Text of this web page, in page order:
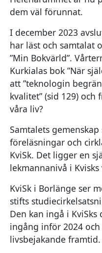
dem väl förunnat.
I december 2023
har läst och samtalat
”Min Bokvärld”.
Kurkialas bok ”När
att ”teknologin
kvalitet” (sid 129)
våra liv?
Samtalets
föreläsningar och
KviSk. Det ligger en
lekmannanivå i
KviSk i Borlänge ser
stifts
Den kan ingå i
ingång inför 2024
livsbejakande framtid.